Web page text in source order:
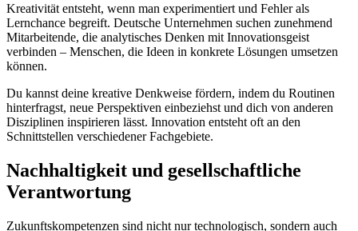
Kreativität entsteht, wenn man experimentiert und Fehler als
Lernchance begreift. Deutsche Unternehmen suchen zunehmend
Mitarbeitende, die analytisches Denken mit Innovationsgeist
verbinden – Menschen, die Ideen in konkrete Lösungen umsetzen
können.
Du kannst deine kreative Denkweise fördern, indem du Routinen
hinterfragst, neue Perspektiven einbeziehst und dich von anderen
Disziplinen inspirieren lässt. Innovation entsteht oft an den
Schnittstellen verschiedener Fachgebiete.
Nachhaltigkeit und gesellschaftliche
Verantwortung
Zukunftskompetenzen sind nicht nur technologisch, sondern auch